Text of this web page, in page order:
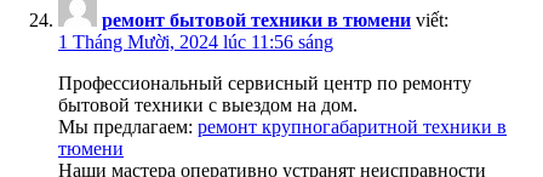
ремонт бытовой техники в тюмени viết:
1 Tháng Mười, 2024 lúc 11:56 sáng
Профессиональный сервисный центр по ремонту
бытовой техники с выездом на дом.
Мы предлагаем: ремонт крупногабаритной техники в
тюмени
Наши мастера оперативно устранят неисправности